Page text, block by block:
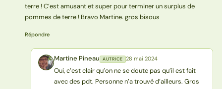
terre ! C’est amusant et super pour terminer un surplus de
pommes de terre ! Bravo Martine. gros bisous
Répondre
MP Martine Pineau AUTRICE 28 mai 2024
Oui, c’est clair qu’on ne se doute pas qu’il est fait
avec des pdt. Personne n’a trouvé d’ailleurs. Gros